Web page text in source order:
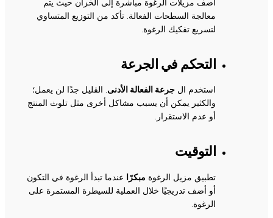
أضف مزيلات الرغوة مباشرة إلى الخزان حيث يتم
معالجة السطحات الفعالة. تأكد من التوزيع المتساوي
لتسريع تفكيك الرغوة.
التحكم في الجرعة
استخدم ال جرعة الفعالة الأدنى. القليل جدًا لن يعمل؛
والكثير يمكن أن يسبب مشاكل أخرى مثل تلوث المنتج
أو عدم الاستقرار.
التوقيت
تطبيق مزيل الرغوة مبكرًا عندما تبدأ الرغوة في التكون
أو أضف تدريجيًا خلال العملية للسيطرة المستمرة على
الرغوة.